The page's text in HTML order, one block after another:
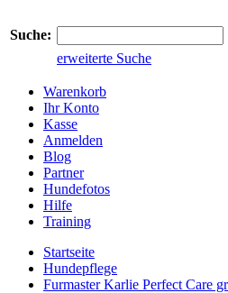
Suche:
erweiterte Suche
Warenkorb
Ihr Konto
Kasse
Anmelden
Blog
Partner
Hundefotos
Hilfe
Training
Startseite
Hundepflege
Furmaster Karlie Perfect Care